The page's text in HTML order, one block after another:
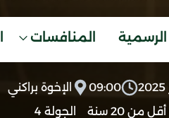
الرسمية المنافسات
09:00
الإخوة براكني
من 20 سنة
الجولة 4